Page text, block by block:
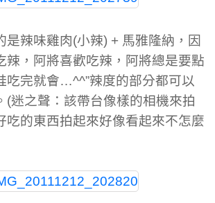
是辣味雞肉(小辣) + 馬雅隆納，因
辣，阿將喜歡吃辣，阿將總是要點
吃完就會…^^”辣度的部分都可以
(迷之聲：該帶台像樣的相機來拍
吃的東西拍起來好像看起來不怎麼